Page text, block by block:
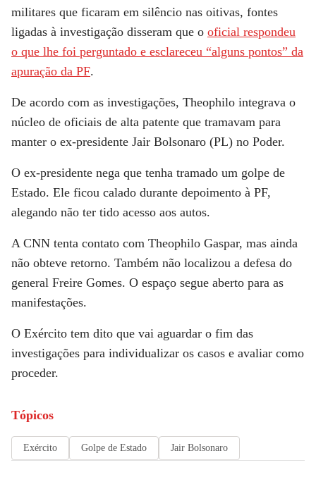
militares que ficaram em silêncio nas oitivas, fontes
ligadas à investigação disseram que o oficial respondeu
o que lhe foi perguntado e esclareceu “alguns pontos” da
apuração da PF.
De acordo com as investigações, Theophilo integrava o
núcleo de oficiais de alta patente que tramavam para
manter o ex-presidente Jair Bolsonaro (PL) no Poder.
O ex-presidente nega que tenha tramado um golpe de
Estado. Ele ficou calado durante depoimento à PF,
alegando não ter tido acesso aos autos.
A CNN tenta contato com Theophilo Gaspar, mas ainda
não obteve retorno. Também não localizou a defesa do
general Freire Gomes. O espaço segue aberto para as
manifestações.
O Exército tem dito que vai aguardar o fim das
investigações para individualizar os casos e avaliar como
proceder.
Tópicos
Exército Golpe de Estado Jair Bolsonaro